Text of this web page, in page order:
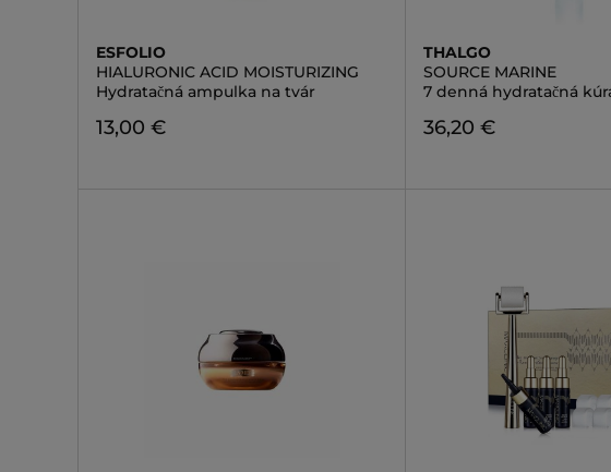
ESFOLIO
HIALURONIC ACID MOISTURIZING
Hydratačná ampulka na tvár
13,00 €
THALGO
SOURCE MARINE
7 denná hydratačná
36,20 €